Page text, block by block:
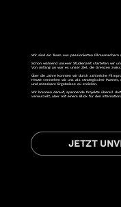
Wir sind ein Team aus passionierten
Schon während unserer Studienzeit starteten wir
Von Anfang an war es unser Ziel, die Grenzen
Über die Jahre konnten wir durch zahlreiche
Heute verstehen wir uns als strategischer Partner,
und messbare Ergebnisse zu erzielen.
Wir brennen darauf, spannende Projekte überall
verwurzelt, aber mit einem Blick für den
JETZT